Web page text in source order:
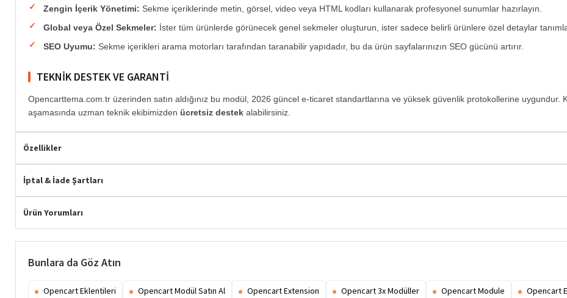
Hemen Teslim
Zengin İçerik Yönetimi: Sekme içeriklerinde metin, görsel, video veya HTML kodları kullanarak profesyonel sunumlar hazırlayın.
Global veya Özel Sekmeler: İster tüm ürünlerde görünecek genel sekmeler oluşturun, ister sadece belirli ürünlere özel detaylar
SEO Uyumu: Sekme içerikleri arama motorları tarafından taranabilir yapıdadır, bu da ürün sayfalarınızın SEO gücünü artırır.
TEKNIK DESTEK VE GARANTI
Opencarttema.com.tr üzerinden satın aldığınız bu modül, 2026 güncel e-ticaret standartlarına ve yüksek güvenlik protokollerine
aşamasında uzman teknik ekibimizden ücretsiz destek alabilirsiniz.
Özellikler
İptal & İade Şartları
Ürün Yorumları
Bunlara da Göz Atın
Opencart Eklentileri Opencart Modül Satın Al Opencart Extension Opencart 3x Modüller Opencart Module Opencart